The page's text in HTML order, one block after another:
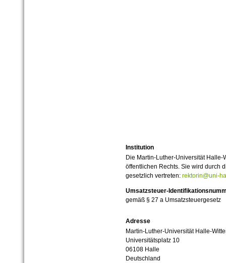
Institution
Die Martin-Luther-Universität
öffentlichen Rechts. Sie wird durch
gesetzlich vertreten: rektorin@uni-
Umsatzsteuer-
gemäß § 27 a Umsatzsteuergesetz
Adresse
Martin-Luther-Universität Halle-
Universitätsplatz 10
06108 Halle
Deutschland